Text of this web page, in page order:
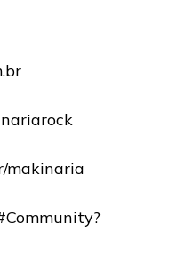
makinaria